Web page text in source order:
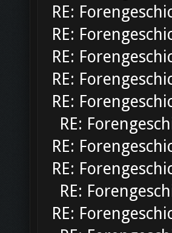
RE:
RE:
RE:
RE:
RE:
RE:
RE:
RE:
RE:
RE: